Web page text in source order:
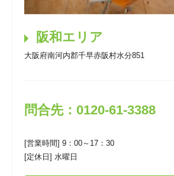
阪和エリア
大阪府南河内郡千早赤阪村水分851
問合先：0120-61-3388
[営業時間] 9：00～17：30
[定休日] 水曜日